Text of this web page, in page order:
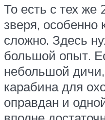
То есть с тех же
зверя, особенно
сложно. Здесь
большой опыт.
небольшой
карабина для
оправдан и